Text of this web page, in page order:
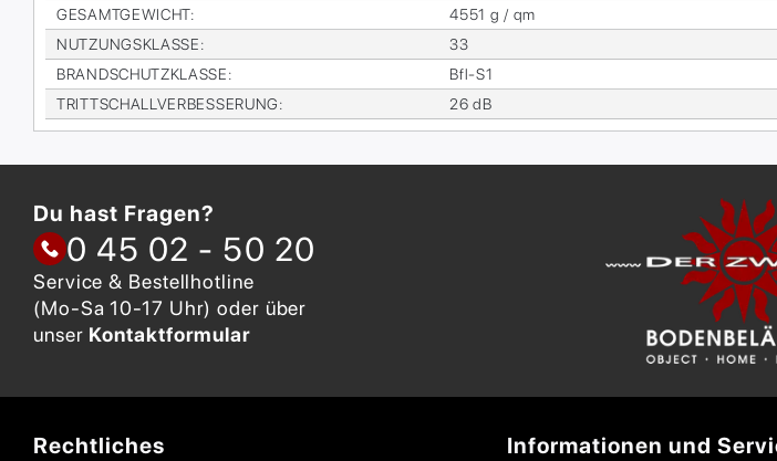
GE­SAMT­GE­WICHT:
4551 g / qm
NUT­ZUNGS­KLAS­SE:
33
BRAND­SCHUTZ­KLAS­SE:
Bfl-S1
TRITT­SCHALL­VER­BES­SE­RUNG: 26 dB
Du hast Fragen?
0 45 02 - 50 20
Service & Bestellhotline
(Mo-Sa 10-17 Uhr) oder über
unser Kontaktformular
Rechtliches Informationen und